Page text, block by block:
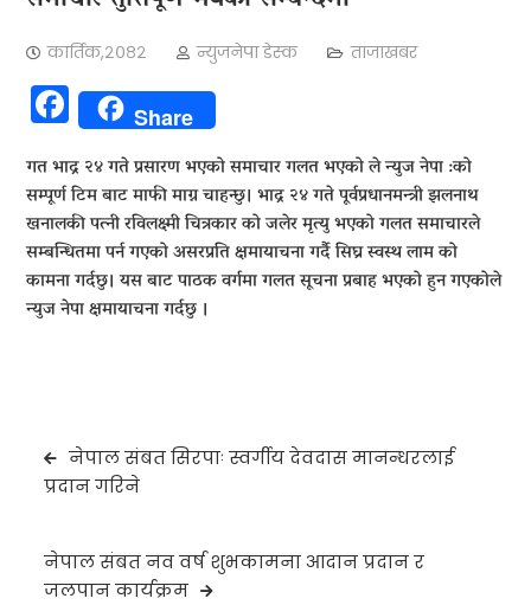
कार्तिक,२०८२ न्युजनेपा डेस्क ताजाखबर
Facebook
Share
गत भाद्र २४ गते प्रसारण भएको समाचार गलत भएको ले न्युज नेपा :को
सम्पूर्ण टिम बाट माफी माग्न चाहन्छु। भाद्र २४ गते पूर्वप्रधानमन्त्री झलनाथ
खनालकी पत्नी रविलक्ष्मी चित्रकार को जलेर मृत्यु भएको गलत समाचारले
सम्बन्धितमा पर्न गएको असरप्रति क्षमायाचना गर्दै सिघ्र स्वस्थ लाम को
कामना गर्दछु। यस बाट पाठक वर्गमा गलत सूचना प्रबाह भएको हुन गएकोले
न्युज नेपा क्षमायाचना गर्दछु ।
Post
navigation
नेपाल संबत सिरपाः स्वर्गीय देवदास मानन्धरलाई
प्रदान गरिने
नेपाल संबत नव वर्ष शुभकामना आदान प्रदान र
जलपान कार्यक्रम